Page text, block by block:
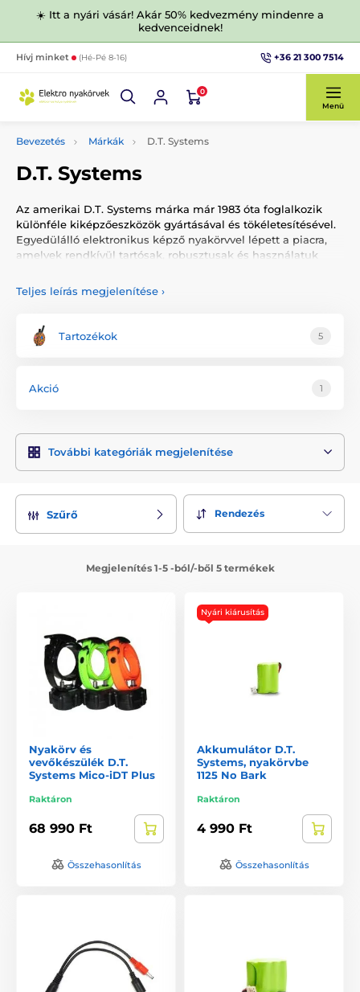
☀️ Itt a nyári vásár! Akár 50% kedvezmény mindenre a
kedvenceidnek!
Hívj minket (Hé-Pé 8-16) +36 21 300 7514
0
Menü
Bevezetés Márkák D.T. Systems
D.T. Systems
Az amerikai D.T. Systems márka már 1983 óta foglalkozik
különféle kiképzőeszközök gyártásával és tökéletesítésével.
Egyedülálló elektronikus képző nyakörvvel lépett a piacra,
amelyek rendkívül tartósak, robusztusak és használatuk
A D.T. Systems készülékek ideálisak vadászkutyák
lettek ellátva - maximális hatótávolság egyenletlen terepen
is. A készülék teljes mértékben vízálló és az adókészülék, a
Systems dummy kilövő összecsukható alumínium
szerkezettel rendelkezik, könnyű és tartós. Valódi vadászat
A D.T. Systems gyártótól választható elismert ugatásgátló
készülék is, állítható impulzussal és vízálló konstrukcióval.
Teljes leírás megjelenítése ›
Tartozékok 5
Akció 1
További kategóriák megjelenítése
Szűrő Rendezés
Megjelenítés 1-5 -ból/-ből 5 termékek
Nyakörv és
vevőkészülék D.T.
Systems Mico-iDT Plus
Raktáron
68 990 Ft
Összehasonlítás
Nyári kiárusítás
Akkumulátor D.T.
Systems, nyakörvbe
1125 No Bark
Raktáron
4 990 Ft
Összehasonlítás